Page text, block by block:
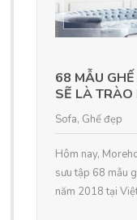
68 MẪU
SẼ LÀ
Sofa, Ghế đẹp
Hôm nay,
sưu tập 68 mẫu
năm 2018 tại